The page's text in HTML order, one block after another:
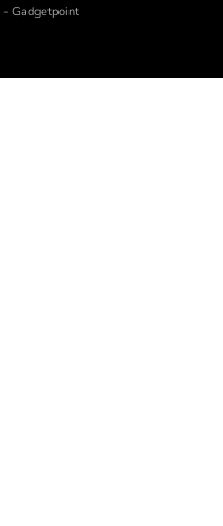
Gadgetpoint